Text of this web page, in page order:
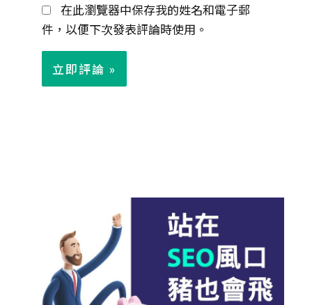
件
*
在此瀏覽器中保存我的姓名和電子郵
件，以便下次發表評論時使用。